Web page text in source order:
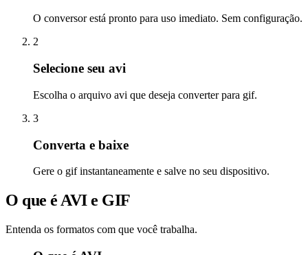
O conversor está pronto para uso imediato. Sem configuração.
2
Selecione seu avi
Escolha o arquivo avi que deseja converter para gif.
3
Converta e baixe
Gere o gif instantaneamente e salve no seu dispositivo.
O que é AVI e GIF
Entenda os formatos com que você trabalha.